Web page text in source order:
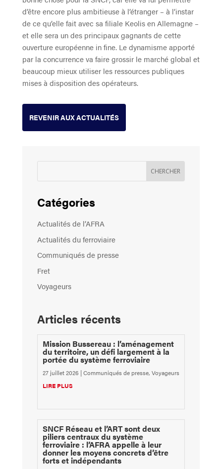
d’être encore plus ambitieuse à l’étranger – à l’instar
de ce qu’elle fait avec sa filiale Keolis en Allemagne –
et elle sera un des principaux gagnants de cette
ouverture européenne in fine. Le dynamisme apporté
par la concurrence va faire grossir le marché global et
beaucoup mieux utiliser les ressources publiques
mises à disposition des opérateurs.
REVENIR AUX ACTUALITÉS
Catégories
Actualités de l’AFRA
Actualités du ferroviaire
Communiqués de presse
Fret
Voyageurs
Articles récents
Mission Bussereau : l’aménagement
du territoire, un défi largement à la
portée du système ferroviaire
27 juillet 2026 |Communiqués de presse, Voyageurs
LIRE PLUS
SNCF Réseau et l’ART sont deux
piliers centraux du système
ferroviaire : l’AFRA appelle à leur
donner les moyens concrets d’être
forts et indépendants